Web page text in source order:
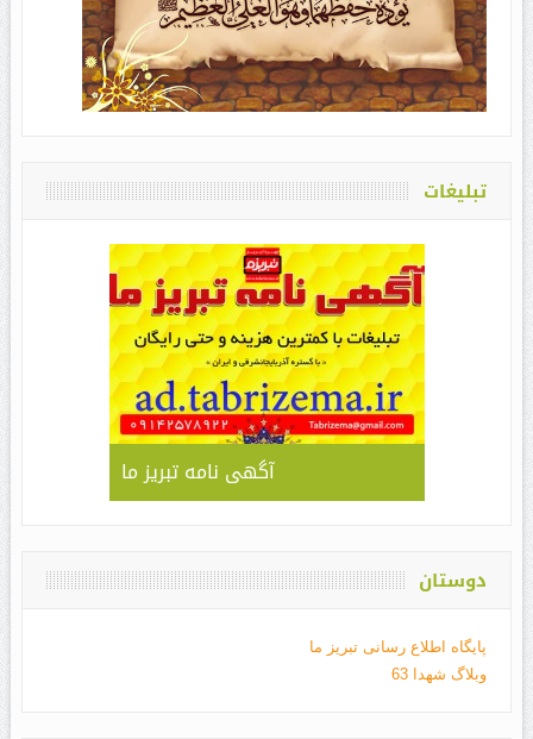
تبلیغات
آگهی نامه تبریز ما
دوستان
پایگاه اطلاع رسانی تبریز ما
وبلاگ شهدا 63